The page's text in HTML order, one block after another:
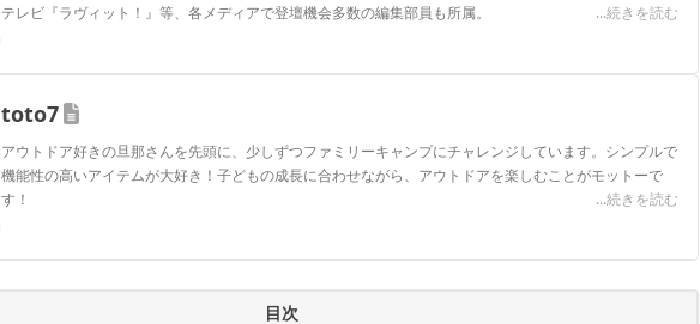
テレビ『ラヴィット！』等、各メディアで登壇機会多数の編集部員も所属。
...続きを読む
toto7
アウトドア好きの旦那さんを先頭に、少しずつファミリーキャンプにチャレンジしています。シンプルで
機能性の高いアイテムが大好き！子どもの成長に合わせながら、アウトドアを楽しむことがモットーで
す！
...続きを読む
目次